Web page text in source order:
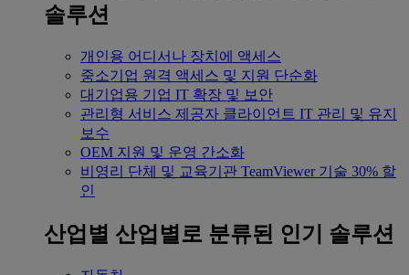
솔루션
개인용 어디서나 장치에 액세스
중소기업 원격 액세스 및 지원 단순화
대기업용 기업 IT 확장 및 보안
관리형 서비스 제공자 클라이언트 IT 관리 및 유지
보수
OEM 지원 및 운영 간소화
비영리 단체 및 교육기관 TeamViewer 기술 30% 할
인
산업별 산업별로 분류된 인기 솔루션